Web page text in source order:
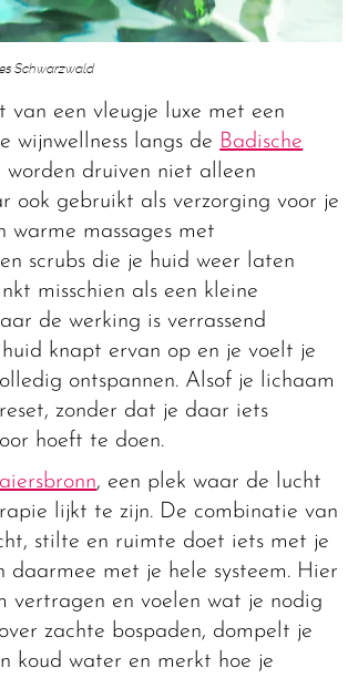
Schwarzwald
van een vleugje luxe met een
wijnwellness langs de Badische
worden druiven niet alleen
ook gebruikt als verzorging voor je
warme massages met
scrubs die je huid weer laten
misschien als een kleine
de werking is verrassend
knapt ervan op en je voelt je
ontspannen. Alsof je lichaam
zonder dat je daar iets
hoeft te doen.
, een plek waar de lucht
lijkt te zijn. De combinatie van
stilte en ruimte doet iets met je
daarmee met je hele systeem. Hier
vertragen en voelen wat je nodig
zachte bospaden, dompelt je
koud water en merkt hoe je